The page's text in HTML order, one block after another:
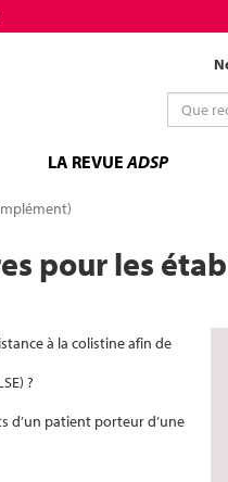
LA REVUEADSP
pour les
à la colistine afin de
?
d’un patient porteur d’une